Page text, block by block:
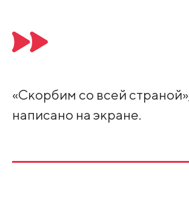
«Скорбим со всей
написано на экране.